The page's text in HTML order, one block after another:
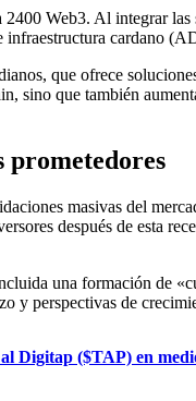
Web3. Al integrar
infraestructura cardano
que ofrece
que también
prometedores
masivas del
después de esta
una formación de
y perspectivas de
Digitap ($TAP) en